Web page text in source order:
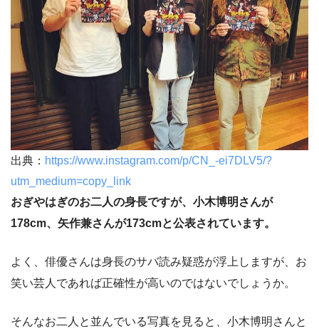
出典： https://www.instagram.com/p/CN_-ei7DLV5/?
utm_medium=copy_link
おぎやはぎのお二人の身長ですが、小木博明さんが
178cm、矢作兼さんが173cmと公表されています。
よく、俳優さんは身長のサバ読み疑惑が浮上しますが、お
笑い芸人であれば正確性が高いのではないでしょうか。
そんなお二人と並んでいる写真を見ると、小木博明さんと